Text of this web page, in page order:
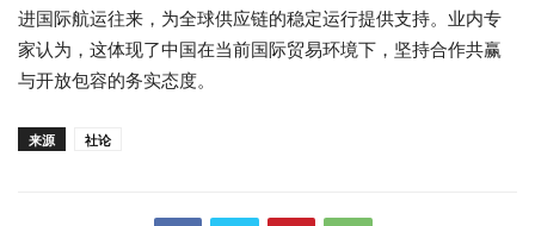
进国际航运往来，为全球供应链的稳定运行提供支持。业内专
家认为，这体现了中国在当前国际贸易环境下，坚持合作共赢
与开放包容的务实态度。
来源 社论